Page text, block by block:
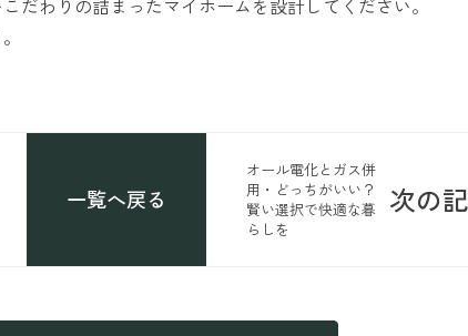
一覧へ戻る
オール電化とガス併
用・どっちがいい？
賢い選択で快適な暮
らしを
次の